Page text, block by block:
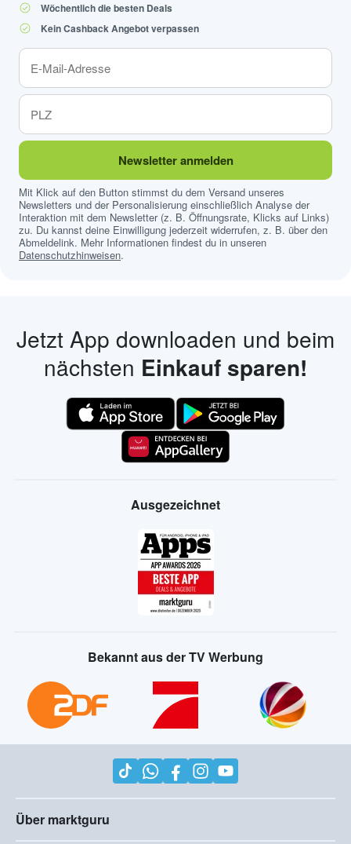
Wöchentlich die besten Deals
Kein Cashback Angebot verpassen
Newsletter anmelden
Mit Klick auf den Button stimmst du dem Versand unseres
Newsletters und der Personalisierung einschließlich Analyse der
Interaktion mit dem Newsletter (z. B. Öffnungsrate, Klicks auf Links)
zu. Du kannst deine Einwilligung jederzeit widerrufen, z. B. über den
Abmeldelink. Mehr Informationen findest du in unseren
Datenschutzhinweisen.
Jetzt App downloaden und beim
nächsten Einkauf sparen!
Ausgezeichnet
Bekannt aus der TV Werbung
Über marktguru